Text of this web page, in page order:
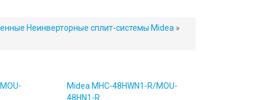
Неинверторные сплит-системы Midea »
Midea MHC-48HWN1-R/MOU-
48HN1-R